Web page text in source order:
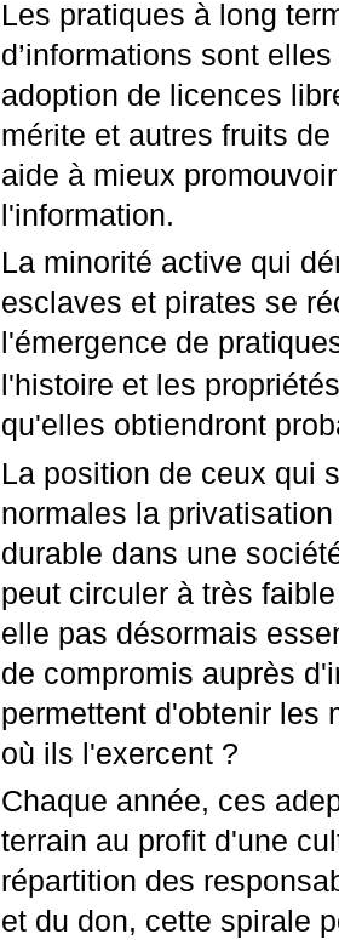
Les pratiques à long
d’informations sont
adoption de licences
mérite et autres fruits
aide à mieux
l'information.
La minorité active qui
esclaves et pirates se
l'émergence de
l'histoire et les
qu'elles obtiendront
La position de ceux qui
normales la
durable dans une
peut circuler à très
elle pas désormais
de compromis auprès
permettent d'obtenir les
où ils l'exercent ?
Chaque année, ces
terrain au profit d'une
répartition des
et du don, cette spirale